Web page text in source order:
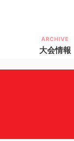
ARCHIVE
大会情報